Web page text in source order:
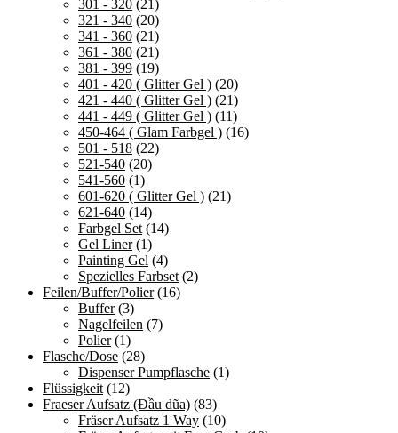
301 - 320 (21)
321 - 340 (20)
341 - 360 (21)
361 - 380 (21)
381 - 399 (19)
401 - 420 ( Glitter Gel ) (20)
421 - 440 ( Glitter Gel ) (21)
441 - 449 ( Glitter Gel ) (11)
450-464 ( Glam Farbgel ) (16)
501 - 518 (22)
521-540 (20)
541-560 (1)
601-620 ( Glitter Gel ) (21)
621-640 (14)
Farbgel Set (14)
Gel Liner (1)
Painting Gel (4)
Spezielles Farbset (2)
Feilen/Buffer/Polier (16)
Buffer (3)
Nagelfeilen (7)
Polier (1)
Flasche/Dose (28)
Dispenser Pumpflasche (1)
Flüssigkeit (12)
Fraeser Aufsatz (Đầu dũa) (83)
Fräser Aufsatz 1 Way (10)